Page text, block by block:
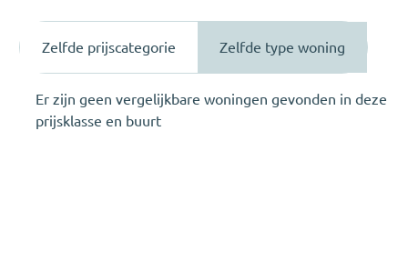
Zelfde prijscategorie Zelfde type woning
Er zijn geen vergelijkbare woningen gevonden in deze
prijsklasse en buurt